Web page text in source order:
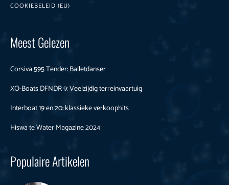
COOKIEBELEID (EU)
Meest Gelezen
Corsiva 595 Tender: Balletdanser
XO-Boats DFNDR 9: Veelzijdig terreinvaartuig
Interboat 19 en 20: klassieke verkoophits
Hiswa te Water Magazine 2024
Populaire Artikelen